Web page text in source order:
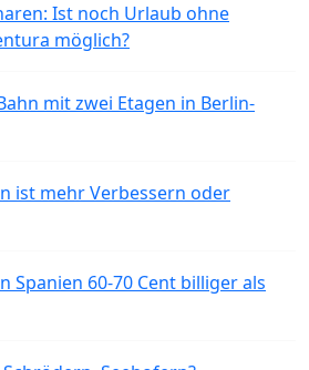
Ist noch Urlaub ohne
möglich?
mit zwei Etagen in Berlin-
ist mehr Verbessern oder
Spanien 60-70 Cent billiger als